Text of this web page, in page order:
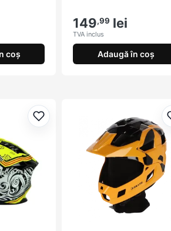
coș
149,99 lei
TVA inclus
Adaugă în coș
Adaugă la favorite